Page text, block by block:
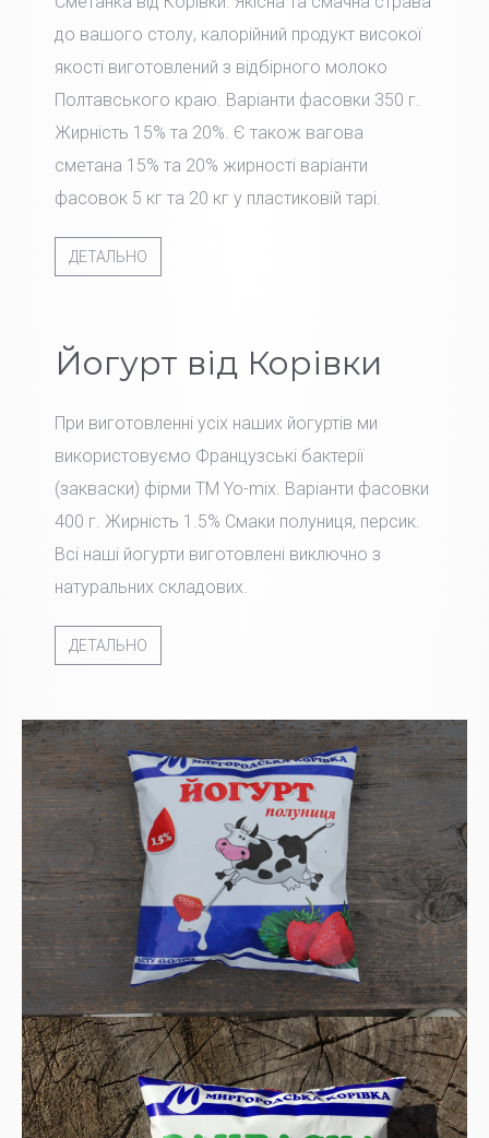
до вашого столу, калорійний продукт високої
якості виготовлений з відбірного молоко
Полтавського краю. Варіанти фасовки 350 г.
Жирність 15% та 20%. Є також вагова
сметана 15% та 20% жирності варіанти
фасовок 5 кг та 20 кг у пластиковій тарі.
ДЕТАЛЬНО
Йогурт від Корівки
При виготовленні усіх наших йогуртів ми
використовуємо Французські бактерії
(закваски) фірми TM Yo-mix. Варіанти фасовки
400 г. Жирність 1.5% Смаки полуниця, персик.
Всі наші йогурти виготовлені виключно з
натуральних складових.
ДЕТАЛЬНО